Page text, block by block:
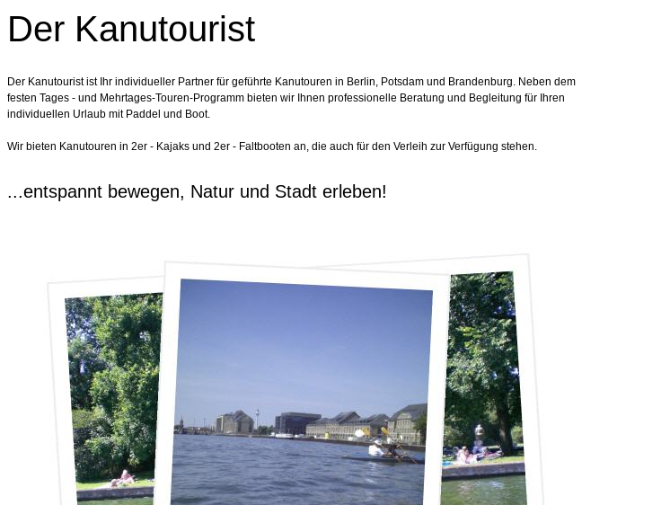
Der Kanutourist
Der Kanutourist ist Ihr individueller Partner für geführte Kanutouren in Berlin, Potsdam und Brandenburg. Neben dem
festen Tages - und Mehrtages-Touren-Programm bieten wir Ihnen professionelle Beratung und Begleitung für Ihren
individuellen Urlaub mit Paddel und Boot.
Wir bieten Kanutouren in 2er - Kajaks und 2er - Faltbooten an, die auch für den Verleih zur Verfügung stehen.
...entspannt bewegen, Natur und Stadt erleben!